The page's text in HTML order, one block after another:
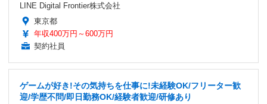
LINE Digital Frontier株式会社
東京都
年収400万円～600万円
契約社員
ゲームが好き!その気持ちを仕事に!未経験OK/フリーター歓
迎/学歴不問/即日勤務OK/経験者歓迎/研修あり